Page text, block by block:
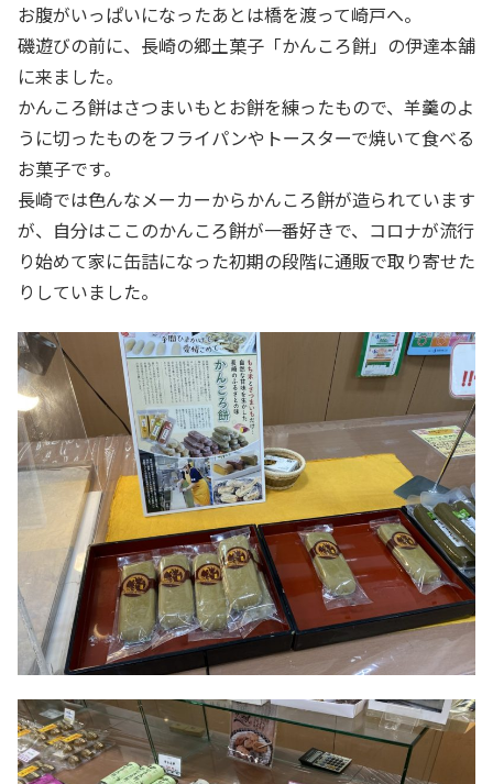
お腹がいっぱいになったあとは橋を渡って崎戸へ。
磯遊びの前に、長崎の郷土菓子「かんころ餅」の伊達本舗
に来ました。
かんころ餅はさつまいもとお餅を練ったもので、羊羹のよ
うに切ったものをフライパンやトースターで焼いて食べる
お菓子です。
長崎では色んなメーカーからかんころ餅が造られています
が、自分はここのかんころ餅が一番好きで、コロナが流行
り始めて家に缶詰になった初期の段階に通販で取り寄せた
りしていました。